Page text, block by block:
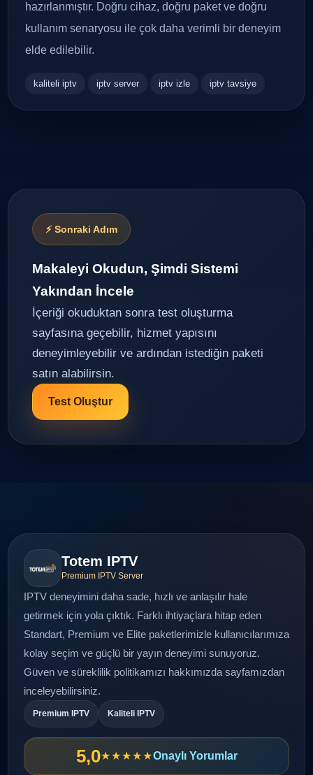
hazırlanmıştır. Doğru cihaz, doğru paket ve doğru
kullanım senaryosu ile çok daha verimli bir deneyim
elde edilebilir.
kaliteli iptv iptv server iptv izle iptv tavsiye
⚡ Sonraki Adım
Makaleyi Okudun, Şimdi Sistemi
Yakından İncele
İçeriği okuduktan sonra test oluşturma
sayfasına geçebilir, hizmet yapısını
deneyimleyebilir ve ardından istediğin paketi
satın alabilirsin.
Test Oluştur
Totem IPTV
Premium IPTV Server
IPTV deneyimini daha sade, hızlı ve anlaşılır hale
getirmek için yola çıktık. Farklı ihtiyaçlara hitap eden
Standart, Premium ve Elite paketlerimizle kullanıcılarımıza
kolay seçim ve güçlü bir yayın deneyimi sunuyoruz.
Güven ve süreklilik politikamızı hakkımızda sayfamızdan
inceleyebilirsiniz.
Premium IPTV Kaliteli IPTV
5,0★★★★★Onaylı Yorumlar